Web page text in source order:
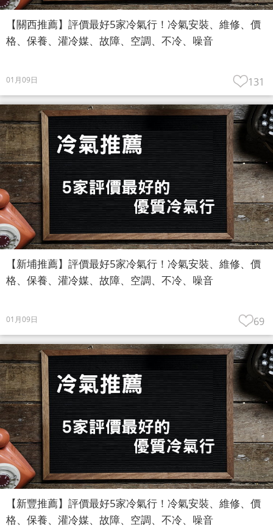
【關西推薦】評價最好5家冷氣行！冷氣安裝、維修、價
格、保養、灌冷媒、故障、空調、不冷、噪音
01月09日 131
【新埔推薦】評價最好5家冷氣行！冷氣安裝、維修、價
格、保養、灌冷媒、故障、空調、不冷、噪音
01月09日 69
【新豐推薦】評價最好5家冷氣行！冷氣安裝、維修、價
格、保養、灌冷媒、故障、空調、不冷、噪音